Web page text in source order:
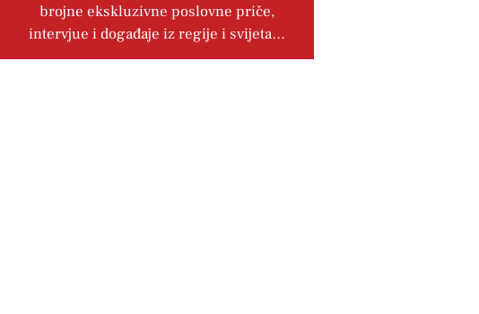
brojne ekskluzivne poslovne priče,
intervjue i događaje iz regije i svijeta…